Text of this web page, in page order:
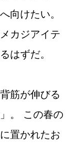
向けたい。
カジアイテ
はずだ。
筋が伸びる
。 この春の
置かれたお